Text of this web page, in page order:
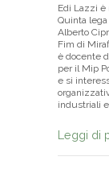
Edi Lazzi è
Quinta
Alberto
Fim di
è docente
per il Mip
e si
industriali
Leggi di